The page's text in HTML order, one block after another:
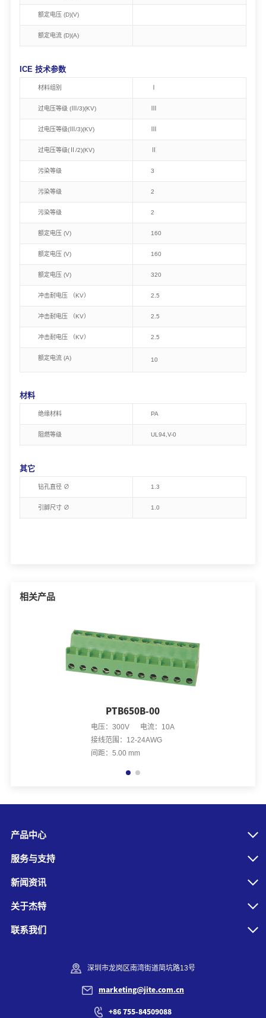
相关产品
PTB650B-00
电压：300V 电流：10A
接线范围：12-24AWG
间距：5.00 mm
额定电压 (D)(V)
额定电流 (D)(A)
ICE 技术参数
材料组别
过电压等级 (Ⅲ/3)(KV)
过电压等级(Ⅲ/3)(KV)
过电压等级(Ⅱ/2)(KV)
污染等级 3
污染等级 2
污染等级 2
额定电压 (V) 160
额定电压 (V) 160
额定电压 (V) 320
冲击耐电压 （KV） 2.5
冲击耐电压 （KV） 2.5
冲击耐电压 （KV） 2.5
额定电流 (A) 10
材料
绝缘材料 PA
阻燃等级 UL94,V-0
其它
钻孔直径 ∅ 1.3
引脚尺寸 ∅ 1.0
产品中心
服务与支持
新闻资讯
关于杰特
联系我们
深圳市龙岗区南湾街道简坑路13号
marketing@jite.com.cn
+86 755-84509088